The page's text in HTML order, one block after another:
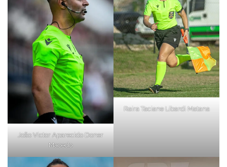
João Victor Aparecido Doner
Macedo
Raira Taciane Libardi Matana